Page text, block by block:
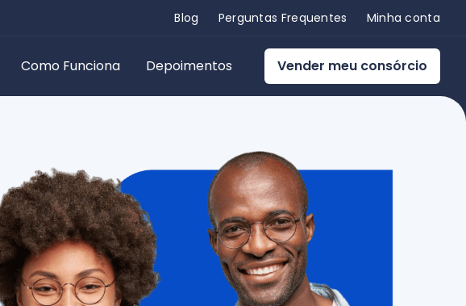
Blog Perguntas Frequentes Minha conta
Como Funciona Depoimentos Vender meu consórcio